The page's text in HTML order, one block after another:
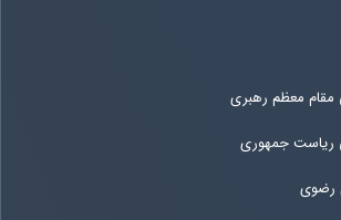
مقام معظم رهبری
ریاست جمهوری
رضوی